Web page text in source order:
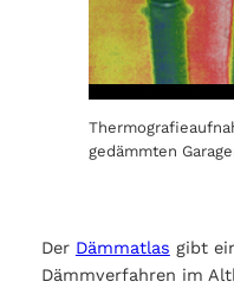
gedämmten
Der Dämmatlas gibt
Dämmverfahren im